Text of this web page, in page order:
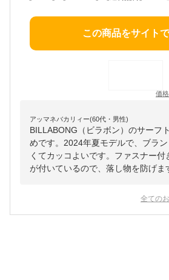
この商品をサイト
価
アッマネバカリィー(60代・男性)
BILLABONG（ビラボン）のサーフ
めです。2024年夏モデルで、ブラ
くてカッコよいです。ファスナー付
が付いているので、落し物を防げま
全ての